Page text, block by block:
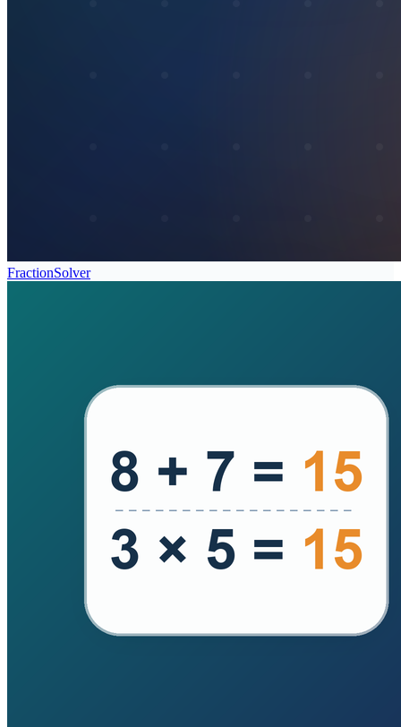
FractionSolver